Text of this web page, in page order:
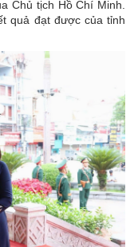
Chủ tịch Hồ Chí Minh.
quả đạt được của tỉnh